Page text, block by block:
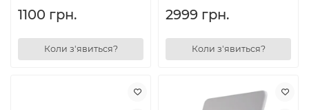
1100 грн.
Коли з'явиться?
2999 грн.
Коли з'явиться?